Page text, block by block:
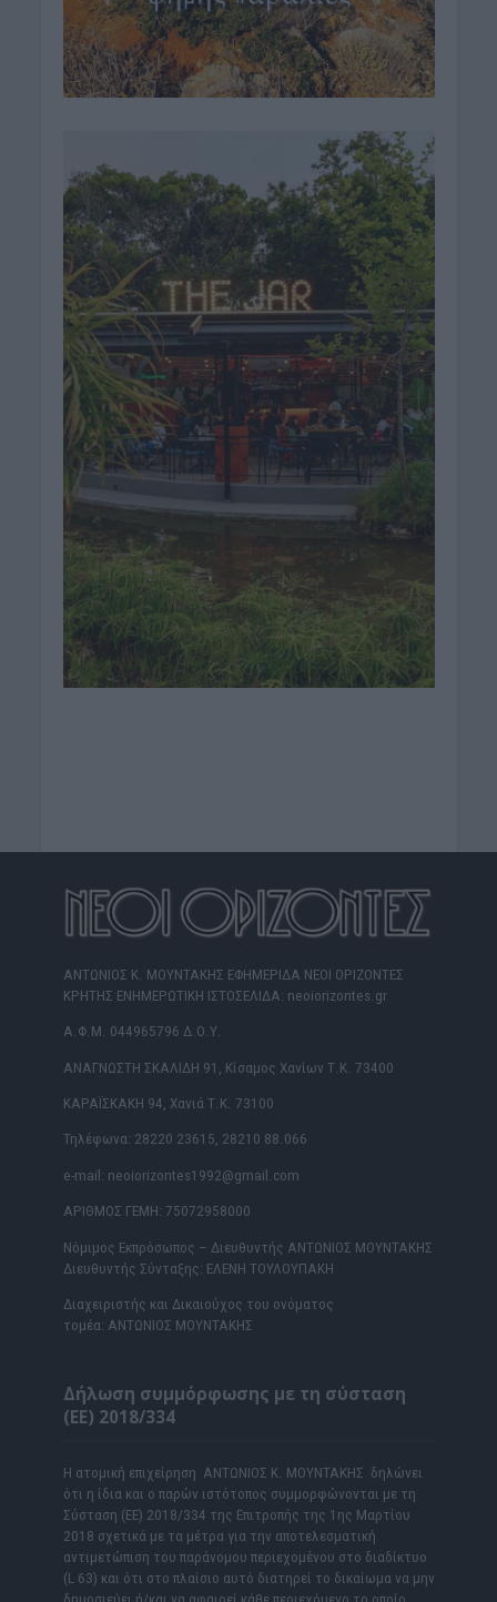
ΑΝΤΩΝΙΟΣ Κ. ΜΟΥΝΤΑΚΗΣ ΕΦΗΜΕΡΙΔΑ ΝΕΟΙ ΟΡΙΖΟΝΤΕΣ
ΚΡΗΤΗΣ ΕΝΗΜΕΡΩΤΙΚΗ ΙΣΤΟΣΕΛΙΔΑ: neoiorizontes.gr
Α.Φ.Μ. 044965796 Δ.Ο.Υ.
ΑΝΑΓΝΩΣΤΗ ΣΚΑΛΙΔΗ 91, Κίσαμος Χανίων Τ.Κ. 73400
ΚΑΡΑΪΣΚΑΚΗ 94, Χανιά Τ.Κ. 73100
Τηλέφωνα: 28220 23615, 28210 88.066
e-mail: neoiorizontes1992@gmail.com
ΑΡΙΘΜΟΣ ΓΕΜΗ: 75072958000
Νόμιμος Εκπρόσωπος – Διευθυντής ΑΝΤΩΝΙΟΣ ΜΟΥΝΤΑΚΗΣ
Διευθυντής Σύνταξης: ΕΛΕΝΗ ΤΟΥΛΟΥΠΑΚΗ
Διαχειριστής και Δικαιούχος του ονόματος
τομέα: ΑΝΤΩΝΙΟΣ ΜΟΥΝΤΑΚΗΣ
Δήλωση συμμόρφωσης με τη σύσταση
(ΕΕ) 2018/334
Η ατομική επιχείρηση ΑΝΤΩΝΙΟΣ Κ. ΜΟΥΝΤΑΚΗΣ δηλώνει
ότι η ίδια και ο παρών ιστότοπος συμμορφώνονται με τη
Σύσταση (ΕΕ) 2018/334 της Επιτροπής της 1ης Μαρτίου
2018 σχετικά με τα μέτρα για την αποτελεσματική
αντιμετώπιση του παράνομου περιεχομένου στο διαδίκτυο
(L 63) και ότι στο πλαίσιο αυτό διατηρεί το δικαίωμα να μην